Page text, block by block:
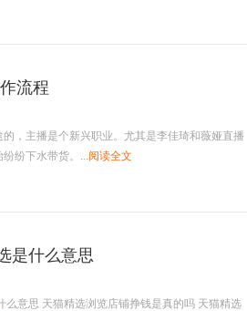
流程
，主播是个新兴职业。尤其是李佳琦和薇娅直播
纷下水带货。...阅读全文
是什么意思
意思 天猫精选浏览店铺挣钱是真的吗 天猫精选